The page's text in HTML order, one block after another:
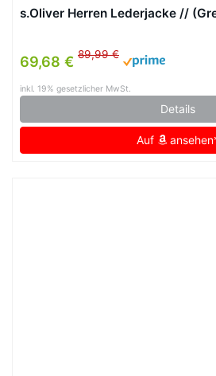
s.Oliver Herren Lederjacke //
69,68 € 89,99 €
inkl. 19% gesetzlicher MwSt.
Details
Auf